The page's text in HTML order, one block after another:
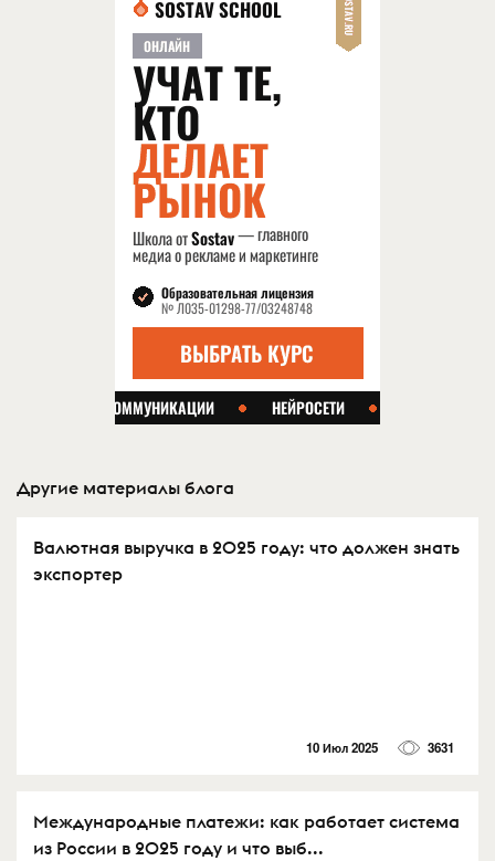
Другие материалы блога
Валютная выручка в 2025 году: что должен знать
экспортер
10 Июл 2025 3631
Международные платежи: как работает система
из России в 2025 году и что выб...